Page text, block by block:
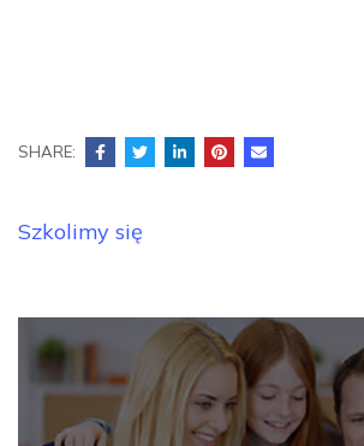
SHARE:
Nawigacja
Szkolimy się